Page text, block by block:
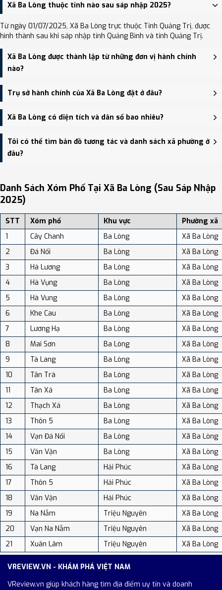
Xã Ba Lòng thuộc tỉnh nào sau sáp nhập 2025?
Từ ngày 01/07/2025, Xã Ba Lòng trực thuộc Tỉnh Quảng Trị, được
hình thành sau khi sáp nhập tỉnh Quảng Bình và tỉnh Quảng Trị.
Xã Ba Lòng được thành lập từ những đơn vị hành chính
nào?
Xã Ba Lòng được thành lập trên cơ sở sáp nhập Xã Triệu Nguyên,
Xã Ba Lòng.
Trụ sở hành chính của Xã Ba Lòng đặt ở đâu?
Trụ sở hành chính mới của Xã Ba Lòng đặt tại UBND xã Triệu
Nguyên (cũ) - trung tâm khu vực thuận tiện giao thông.
Xã Ba Lòng có diện tích và dân số bao nhiêu?
Xã Ba Lòng có Diện tích: 210.58 km², Dân số: 5,151 người, Mật độ
dân số: Khoảng 24.46 người/km²
Tôi có thể tìm bản đồ tương tác và danh sách xã phường ở
đâu?
địa điểm tại: VReview.vn - Nền tảng review địa điểm, dịch vụ và du
lịch uy tín tại Việt Nam.
Danh Sách Xóm Phố Tại Xã Ba Lòng (sau Sáp Nhập
2025)
STT Xóm phố Khu vực
Phường xã
1
Cây Chanh Ba Lòng
Xã Ba Lòng
2
Đá Nổi Ba Lòng
Xã Ba Lòng
3
Hà Lương Ba Lòng
Xã Ba Lòng
4
Hà Vụng Ba Lòng
Xã Ba Lòng
5
Hà Vung Ba Lòng
Xã Ba Lòng
6
Khe Cau Ba Lòng
Xã Ba Lòng
7
Lương Hạ Ba Lòng
Xã Ba Lòng
8
Mai Sơn Ba Lòng
Xã Ba Lòng
9
Tà Lang Ba Lòng
Xã Ba Lòng
10
Tân Trà Ba Lòng
Xã Ba Lòng
11
Tân Xá Ba Lòng
Xã Ba Lòng
12
Thạch Xá Ba Lòng
Xã Ba Lòng
13
Thôn 5 Ba Lòng
Xã Ba Lòng
14
Vạn Đá Nổi Ba Lòng
Xã Ba Lòng
15
Văn Vận Ba Lòng
Xã Ba Lòng
16
Tà Lang Hải Phúc
Xã Ba Lòng
17
Thôn 5 Hải Phúc
Xã Ba Lòng
18
Văn Vận Hải Phúc
Xã Ba Lòng
19
Na Nẫm Triệu Nguyên
Xã Ba Lòng
20
Vạn Na Nẫm Triệu Nguyên
Xã Ba Lòng
21
Xuân Lâm Triệu Nguyên Xã Ba Lòng
VREVIEW.VN - KHÁM PHÁ VIỆT NAM
VReview.vn giúp khách hàng tìm địa điểm uy tín và doanh